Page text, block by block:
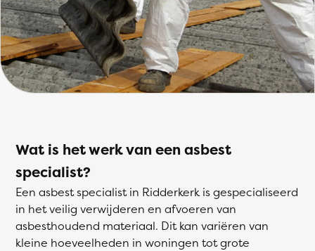
Wat is het werk van een asbest
specialist?
Een asbest specialist in Ridderkerk is gespecialiseerd
in het veilig verwijderen en afvoeren van
asbesthoudend materiaal. Dit kan variëren van
kleine hoeveelheden in woningen tot grote